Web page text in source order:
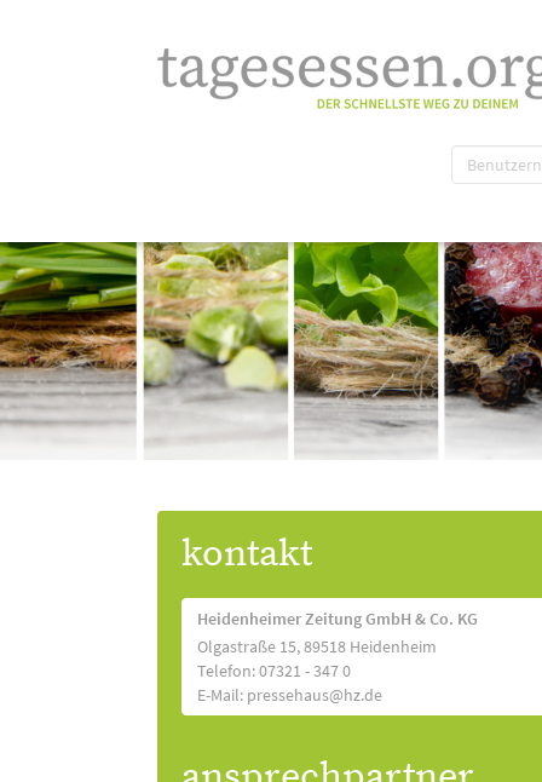
kontakt
Heidenheimer Zeitung GmbH & Co. KG
Olgastraße 15, 89518 Heidenheim
Telefon: 07321 - 347 0
E-Mail: pressehaus@hz.de